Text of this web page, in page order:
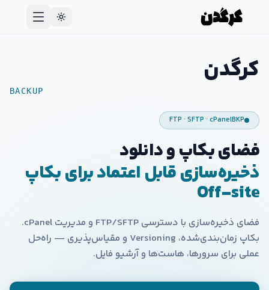
کرگدن
BACKUP
BKP
FTP · SFTP · cPanel
فضای بکاپ و دانلود
ذخیره‌سازی قابل اعتماد برای بکاپ
Off-site
فضای ذخیره‌سازی با دسترسی FTP/SFTP و مدیریت cPanel.
بکاپ زمان‌بندی‌شده، Versioning و مقیاس‌پذیری — راه‌حل
عملی برای سرورها، هاست‌ها و آرشیو فایل.